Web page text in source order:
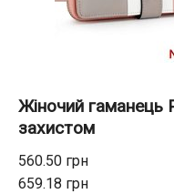
Жіночий гаманець
захистом
560.50 грн
659.18 грн